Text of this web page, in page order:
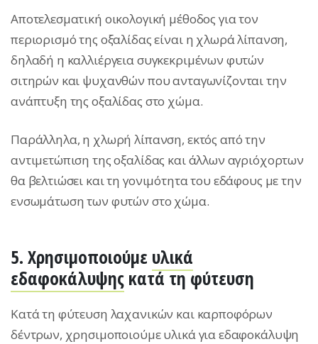
Αποτελεσματική οικολογική μέθοδος για τον
περιορισμό της οξαλίδας είναι η χλωρά λίπανση,
δηλαδή η καλλιέργεια συγκεκριμένων φυτών
σιτηρών και ψυχανθών που ανταγωνίζονται την
ανάπτυξη της οξαλίδας στο χώμα.
Παράλληλα, η χλωρή λίπανση, εκτός από την
αντιμετώπιση της οξαλίδας και άλλων αγριόχορτων
θα βελτιώσει και τη γονιμότητα του εδάφους με την
ενσωμάτωση των φυτών στο χώμα.
5. Χρησιμοποιούμε υλικά
εδαφοκάλυψης κατά τη φύτευση
Κατά τη φύτευση λαχανικών και καρποφόρων
δέντρων, χρησιμοποιούμε υλικά για εδαφοκάλυψη